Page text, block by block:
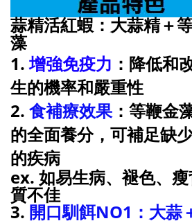
蒜精活紅蝦：大蒜精＋
藻
1.增強免疫力 ：降低和
生的機率和嚴重性
2. 食補療效果：等鞭金
的全面養分，可補足缺
的疾病
ex. 如易生病、褪色、
質不佳
3.開口馴餌NO1：大蒜